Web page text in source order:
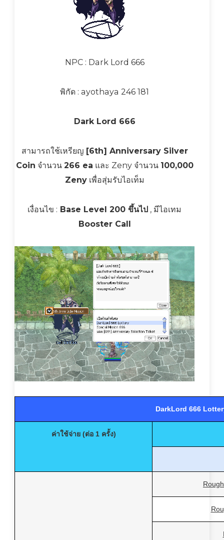
NPC : Dark Lord 666
พิกัด : ayothaya 246 181
Dark Lord 666
สามารถใช้เหรียญ [6th] Anniversary Silver
Coin จำนวน 266 ea และ Zeny จำนวน 100,000
Zenyเพื่อสุ่มรับไอเท็ม
เงื่อนไข : Base Level 200 ขึ้นไป , มีไอเทม
Booster Call
DarkLord 666
ค่าใช้จ่าย (ต่อ 1 ครั้ง)